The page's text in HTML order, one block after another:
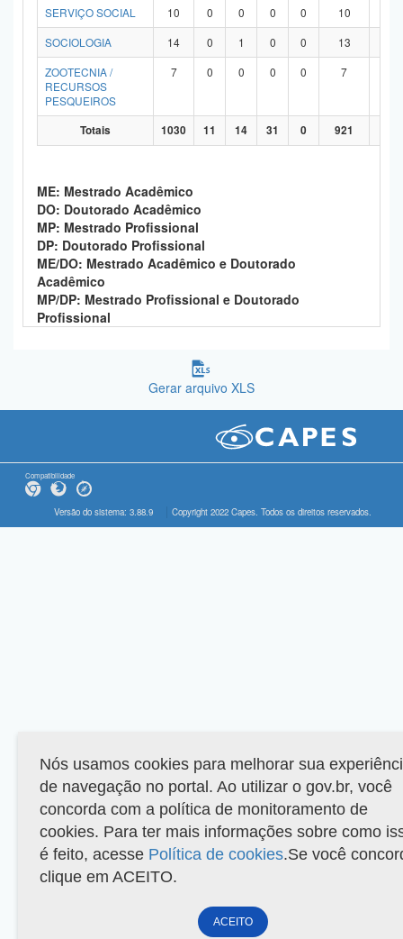
SERVIÇO SOCIAL
10 0 0 0 0 10
SOCIOLOGIA
14 0 1 0 0 13
ZOOTECNIA /
RECURSOS
PESQUEIROS
7 0 0 0 0 7
Totais 1030 11 14 31 0 921
ME: Mestrado Acadêmico
DO: Doutorado Acadêmico
MP: Mestrado Profissional
DP: Doutorado Profissional
ME/DO: Mestrado Acadêmico e Doutorado
Acadêmico
MP/DP: Mestrado Profissional e Doutorado
Profissional
Gerar arquivo XLS
Compatibilidade
Versão do sistema: 3.88.9 Copyright 2022 Capes. Todos os direitos reservados.
Nós usamos cookies para melhorar sua
de navegação no portal. Ao utilizar o gov.br, você
concorda com a política de monitoramento de
cookies. Para ter mais informações sobre como
é feito, acesse Política de cookies.Se você
clique em ACEITO.
ACEITO